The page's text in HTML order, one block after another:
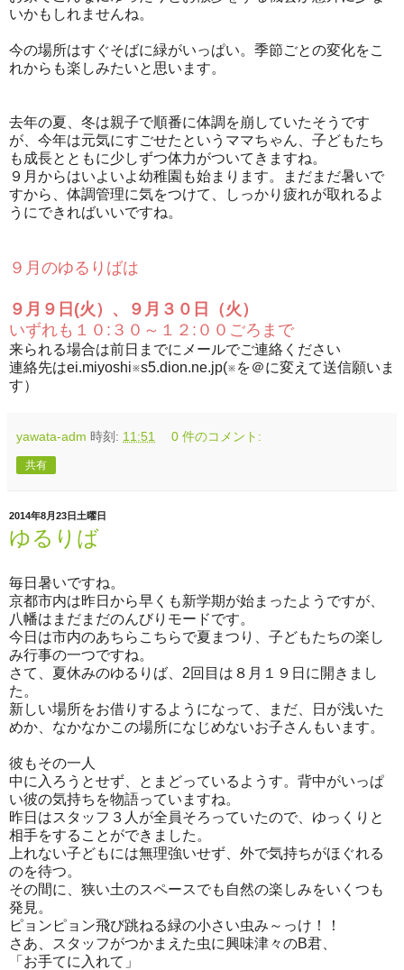
いかもしれませんね。
今の場所はすぐそばに緑がいっぱい。季節ごとの変化をこ
れからも楽しみたいと思います。
去年の夏、冬は親子で順番に体調を崩していたそうです
が、今年は元気にすごせたというママちゃん、子どもたち
も成長とともに少しずつ体力がついてきますね。
９月からはいよいよ幼稚園も始まります。まだまだ暑いで
すから、体調管理に気をつけて、しっかり疲れが取れるよ
うにできればいいですね。
９月のゆるりばは
９月９日(火）、９月３０日（火）
いずれも１０:３０～１２:００ごろまで
来られる場合は前日までにメールでご連絡ください
連絡先はei.miyoshi※s5.dion.ne.jp(※を＠に変えて送信願いま
す）
yawata-adm 時刻: 11:51 0 件のコメント:
共有
2014年8月23日土曜日
ゆるりば
毎日暑いですね。
京都市内は昨日から早くも新学期が始まったようですが、
八幡はまだまだのんびりモードです。
今日は市内のあちらこちらで夏まつり、子どもたちの楽し
み行事の一つですね。
さて、夏休みのゆるりば、2回目は８月１９日に開きまし
た。
新しい場所をお借りするようになって、まだ、日が浅いた
めか、なかなかこの場所になじめないお子さんもいます。
彼もその一人
中に入ろうとせず、とまどっているようす。背中がいっぱ
い彼の気持ちを物語っていますね。
昨日はスタッフ３人が全員そろっていたので、ゆっくりと
相手をすることができました。
上れない子どもには無理強いせず、外で気持ちがほぐれる
のを待つ。
その間に、狭い土のスペースでも自然の楽しみをいくつも
発見。
ピョンピョン飛び跳ねる緑の小さい虫み～っけ！！
さあ、スタッフがつかまえた虫に興味津々のB君、
「お手てに入れて」